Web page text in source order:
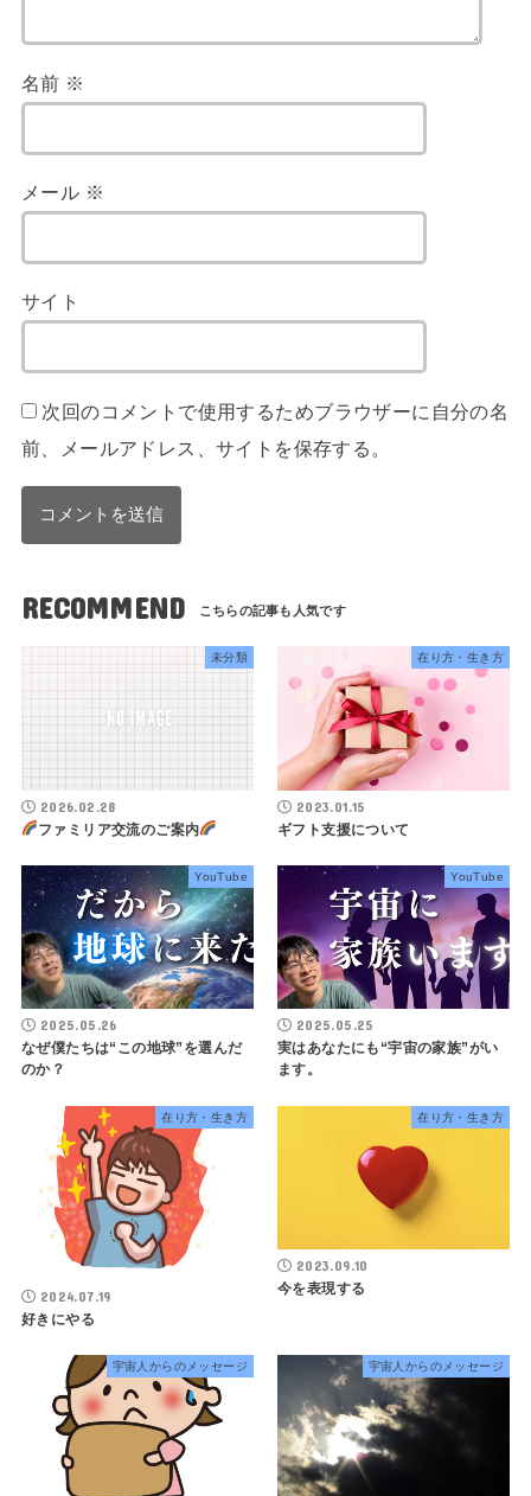
名前 ※
メール ※
サイト
次回のコメントで使用するためブラウザーに自分の名
前、メールアドレス、サイトを保存する。
RECOMMEND
未分類
2026.02.28
ファミリア交流のご案内
在り方・生き方
2023.01.15
ギフト支援について
YouTube
2025.05.26
なぜ僕たちは“この地球”を選んだ
のか？
YouTube
2025.05.25
実はあなたにも“宇宙の家族”がい
ます。
在り方・生き方
2024.07.19
好きにやる
在り方・生き方
2023.09.10
今を表現する
宇宙人からのメッセージ 宇宙人からのメッセージ